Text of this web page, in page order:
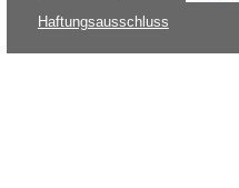
Haftungsausschluss